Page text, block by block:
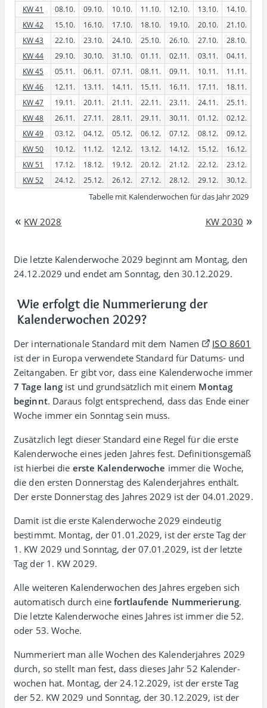
KW 41
08.10. 09.10. 10.10. 11.10. 12.10. 13.10.
14.10.
KW 42
15.10. 16.10. 17.10. 18.10. 19.10. 20.10.
21.10.
KW 43
22.10. 23.10. 24.10. 25.10. 26.10. 27.10.
28.10.
KW 44
29.10. 30.10. 31.10. 01.11. 02.11. 03.11.
04.11.
KW 45
05.11. 06.11. 07.11. 08.11. 09.11. 10.11.
11.11.
KW 46
12.11. 13.11. 14.11. 15.11. 16.11. 17.11.
18.11.
KW 47
19.11. 20.11. 21.11. 22.11. 23.11. 24.11.
25.11.
KW 48
26.11. 27.11. 28.11. 29.11. 30.11. 01.12.
02.12.
KW 49
03.12. 04.12. 05.12. 06.12. 07.12. 08.12.
09.12.
KW 50
10.12. 11.12. 12.12. 13.12. 14.12. 15.12.
16.12.
KW 51
17.12. 18.12. 19.12. 20.12. 21.12. 22.12.
23.12.
KW 52
24.12. 25.12. 26.12. 27.12. 28.12. 29.12. 30.12.
Tabelle mit Kalenderwochen für das Jahr 2029
« KW 2028 KW 2030 »
Die letzte Kalenderwoche 2029 beginnt am Montag, den
24.12.2029 und endet am Sonntag, den 30.12.2029.
Wie erfolgt die Nummerierung der
Kalenderwochen 2029?
Der inter­natio­nale Stan­dard mit dem Namen
ISO 8601
ist der in Europa verwen­dete Standard für Datums- und
Zeit­angaben. Er gibt vor, dass eine Kalender­woche immer
7 Tage lang ist und grund­sätzl­ich mit einem Montag
beginnt. Daraus folgt entspre­chend, dass das Ende einer
Woche immer ein Sonntag sein muss.
Zusätzlich legt dieser Standard eine Regel für die erste
Kalender­woche eines jeden Jahres fest. Definitions­gemäß
ist hierbei die erste Kalender­woche immer die Woche,
die den ersten Donner­stag des Kalenderjahres enthält.
Der erste Donnerstag des Jahres 2029 ist der 04.01.2029.
Damit ist die erste Kalender­woche 2029 eindeutig
bestimmt. Montag, der 01.01.2029, ist der erste Tag der
1. KW 2029 und Sonntag, der 07.01.2029, ist der letzte
Tag der 1. KW 2029.
Alle weiteren Kalenderwochen des Jahres ergeben sich
auto­matisch durch einefort­laufende Nummerierung.
Die letzte Kalender­woche eines Jahres ist immer die 52.
oder 53. Woche.
Nummeriert man alle Wochen des Kalender­jahres 2029
durch, so stellt man fest, dass dieses Jahr 52 Kalender­
wochen hat. Montag, der 24.12.2029, ist der erste Tag
der 52. KW 2029 und Sonntag, der 30.12.2029, ist der